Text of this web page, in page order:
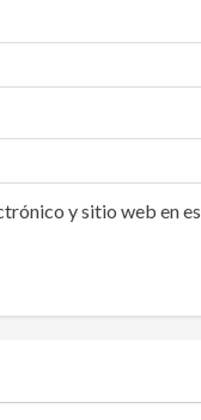
y sitio web en